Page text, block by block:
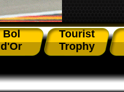
Bol
d'Or
Tourist
Trophy